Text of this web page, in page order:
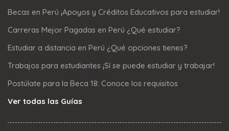
Becas en Perú ¡Apoyos y Créditos Educativos para estudiar!
Carreras Mejor Pagadas en Perú ¿Qué estudiar?
Estudiar a distancia en Perú ¿Qué opciones tienes?
Trabajos para estudiantes ¡Sí se puede estudiar y trabajar!
Postúlate para la Beca 18: Conoce los requisitos
Ver todas las Guías